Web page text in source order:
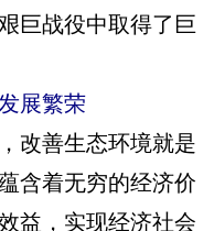
巨战役中取得了巨
展繁荣
善生态环境就是
含着无穷的经济价
益，实现经济社会